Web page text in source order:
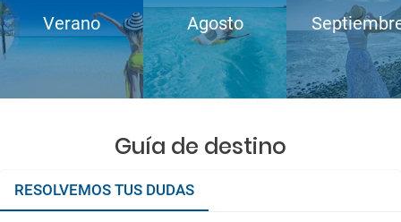
Verano Agosto
Guía de destino
RESOLVEMOS TUS DUDAS